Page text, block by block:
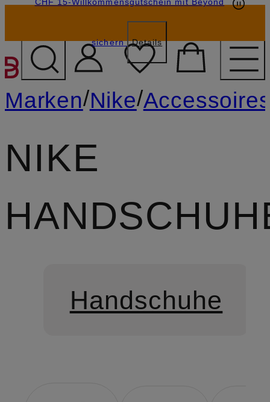
ZUM HAUPTINHALT
sichern Details
Marken/Nike/
NIKE
Handschuhe